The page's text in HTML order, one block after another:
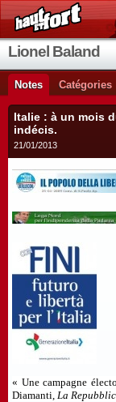
Lionel Baland
Notes Catégories
Italie : à un mois
indécis.
21/01/2013
« Une campagne
Diamanti, La